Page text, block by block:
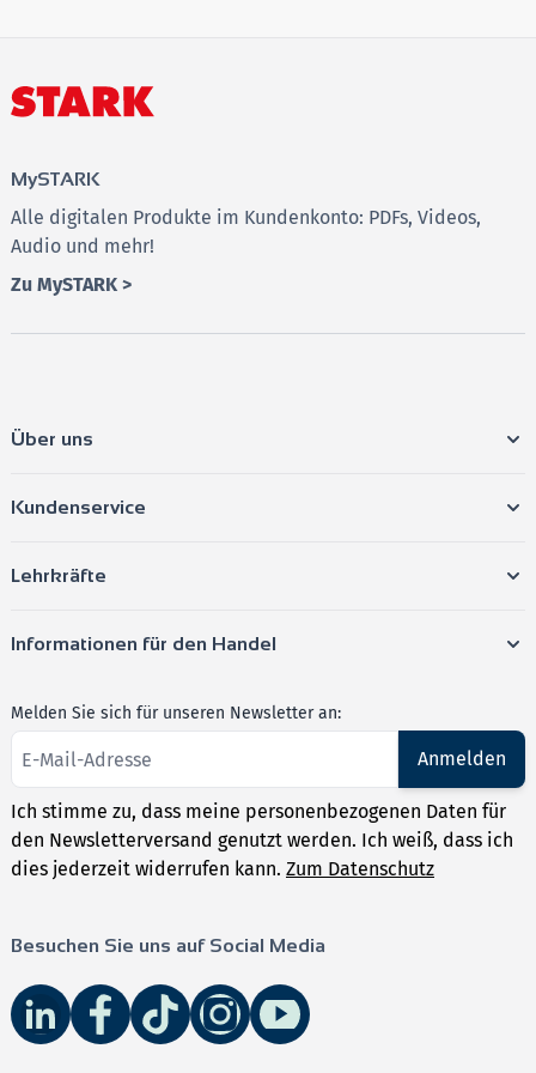
die Prüfung!
MySTARK
Alle digitalen Produkte im Kundenkonto: PDFs, Videos,
Audio und mehr!
Zu MySTARK >
Über uns
Kundenservice
Lehrkräfte
Informationen für den Handel
Melden Sie sich für unseren Newsletter an:
Anmelden
Ich stimme zu, dass meine personenbezogenen Daten für
den Newsletterversand genutzt werden. Ich weiß, dass ich
dies jederzeit widerrufen kann. Zum Datenschutz
Besuchen Sie uns auf Social Media